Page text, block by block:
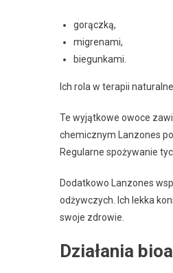
gorączką,
migrenami,
biegunkami.
Ich rola w terapii
Te wyjątkowe owoce
chemicznym Lanzones
Regularne spożywanie
Dodatkowo Lanzones
odżywczych. Ich lekka
swoje zdrowie.
Działania